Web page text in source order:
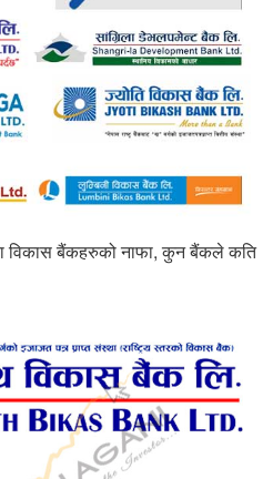
विकास बैंकहरुको नाफा, कुन बैंकले कति